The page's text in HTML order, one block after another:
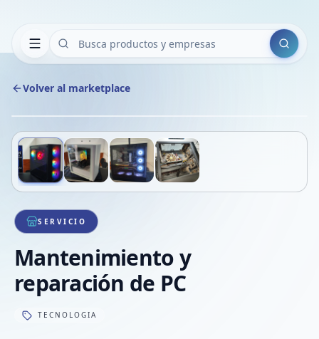
Buscar
Volver al marketplace
1/4
SERVICIO
Mantenimiento y
reparación de PC
TECNOLOGIA